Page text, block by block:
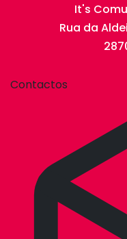
It's
Rua da
Contactos